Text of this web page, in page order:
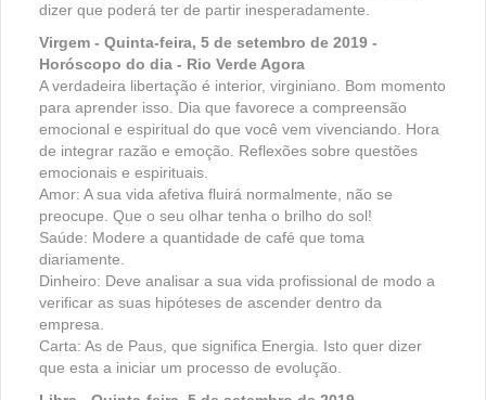
dizer que poderá ter de partir inesperadamente.
Virgem - Quinta-feira, 5 de setembro de 2019 -
Horóscopo do dia - Rio Verde Agora
A verdadeira libertação é interior, virginiano. Bom momento
para aprender isso. Dia que favorece a compreensão
emocional e espiritual do que você vem vivenciando. Hora
de integrar razão e emoção. Reflexões sobre questões
emocionais e espirituais.
Amor: A sua vida afetiva fluirá normalmente, não se
preocupe. Que o seu olhar tenha o brilho do sol!
Saúde: Modere a quantidade de café que toma
diariamente.
Dinheiro: Deve analisar a sua vida profissional de modo a
verificar as suas hipóteses de ascender dentro da
empresa.
Carta: As de Paus, que significa Energia. Isto quer dizer
que esta a iniciar um processo de evolução.